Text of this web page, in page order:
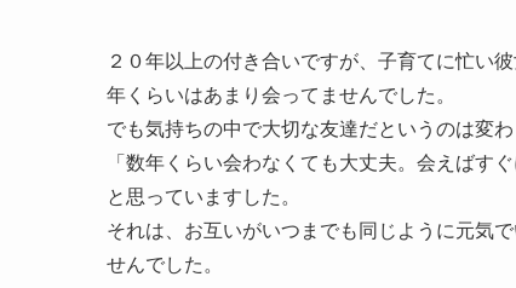
２０年以上の付き合いですが、子育てに忙い
年くらいはあまり会ってませんでした。
でも気持ちの中で大切な友達だというのは変わ
「数年くらい会わなくても大丈夫。会えばす
と思っていますした。
それは、お互いがいつまでも同じように元気
せんでした。